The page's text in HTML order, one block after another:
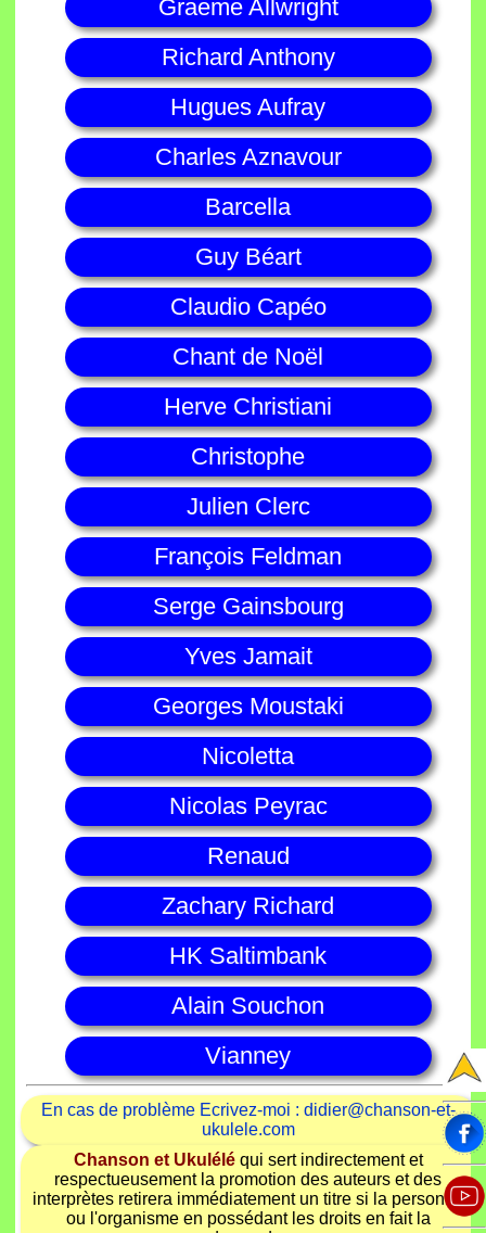
Graeme Allwright
Richard Anthony
Hugues Aufray
Charles Aznavour
Barcella
Guy Béart
Claudio Capéo
Chant de Noël
Herve Christiani
Christophe
Julien Clerc
François Feldman
Serge Gainsbourg
Yves Jamait
Georges Moustaki
Nicoletta
Nicolas Peyrac
Renaud
Zachary Richard
HK Saltimbank
Alain Souchon
Vianney
En cas de problème Ecrivez-moi : didier@chanson-et-
ukulele.com
Chanson et Ukuléléqui sert indirectement et
respectueusement la promotion des auteurs et des
interprètes retirera immédiatement un titre si la personne
ou l'organisme en possédant les droits en fait la